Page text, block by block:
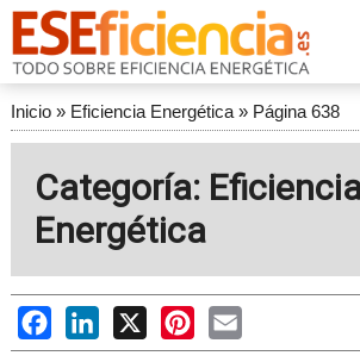
Inicio» Eficiencia Energética» Página 638
Categoría:
Energética
FacebookLinkedIn
X PinterestEmail